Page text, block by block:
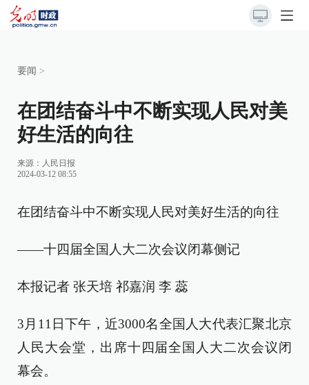
要闻 >
在团结奋斗中不断实现人民对美
好生活的向往
来源： 人民日报
2024-03-12 08:55
在团结奋斗中不断实现人民对美好生活的向往
——十四届全国人大二次会议闭幕侧记
本报记者 张天培 祁嘉润 李 蕊
3月11日下午，近3000名全国人大代表汇聚北京
人民大会堂，出席十四届全国人大二次会议闭
幕会。